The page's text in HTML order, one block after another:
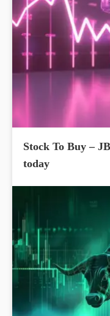
Stock To Buy –
today